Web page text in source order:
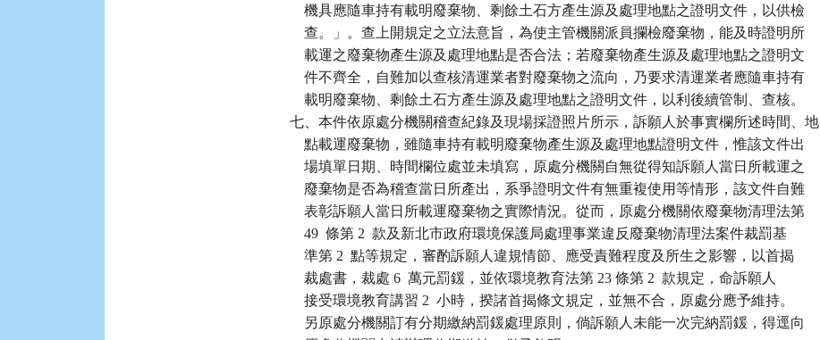
    機具應隨車持有載明廢棄物、剩餘土石方產生源及處理地點之證明文件，以供檢
    查。」。查上開規定之立法意旨，為使主管機關派員攔檢廢棄物，能及時證明所
    載運之廢棄物產生源及處理地點是否合法；若廢棄物產生源及處理地點之證明文
    件不齊全，自難加以查核清運業者對廢棄物之流向，乃要求清運業者應隨車持有
    載明廢棄物、剩餘土石方產生源及處理地點之證明文件，以利後續管制、查核。
七、本件依原處分機關稽查紀錄及現場採證照片所示，訴願人於事實欄所述時間、地
    點載運廢棄物，雖隨車持有載明廢棄物產生源及處理地點證明文件，惟該文件出
    場填單日期、時間欄位處並未填寫，原處分機關自無從得知訴願人當日所載運之
    廢棄物是否為稽查當日所產出，系爭證明文件有無重複使用等情形，該文件自難
    表彰訴願人當日所載運廢棄物之實際情況。從而，原處分機關依廢棄物清理法第
    49  條第 2  款及新北市政府環境保護局處理事業違反廢棄物清理法案件裁罰基
    準第 2  點等規定，審酌訴願人違規情節、應受責難程度及所生之影響，以首揭
    裁處書，裁處 6  萬元罰鍰，並依環境教育法第 23 條第 2  款規定，命訴願人
    接受環境教育講習 2  小時，揆諸首揭條文規定，並無不合，原處分應予維持。
    另原處分機關訂有分期繳納罰鍰處理原則，倘訴願人未能一次完納罰鍰，得逕向